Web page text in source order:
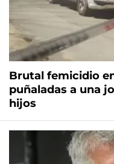
Brutal femicidio
puñaladas a una
hijos